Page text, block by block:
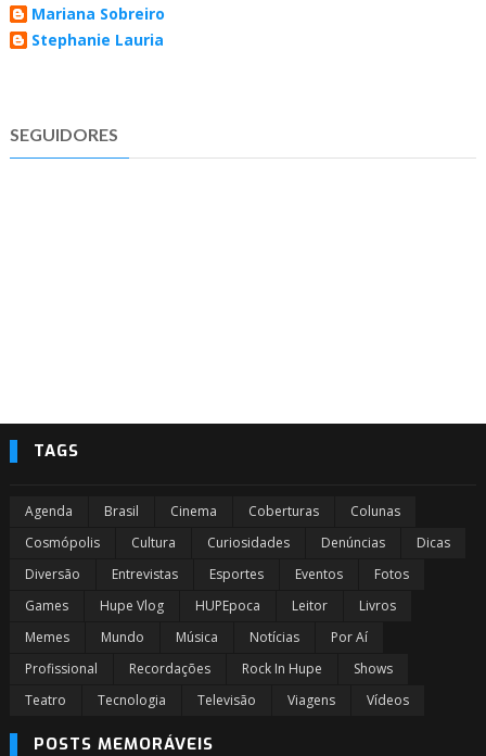
Mariana Sobreiro
Stephanie Lauria
SEGUIDORES
TAGS
Agenda Brasil Cinema Coberturas
Colunas
Cosmópolis
Cultura Curiosidades Denúncias
Dicas
Diversão
Entrevistas Esportes Eventos
Fotos
Games
Hupe Vlog HUPEpoca Leitor
Livros
Memes
Mundo Música Notícias
Por Aí
Profissional
Recordações Rock In Hupe
Shows
Teatro
Tecnologia Televisão Viagens Vídeos
POSTS MEMORÁVEIS